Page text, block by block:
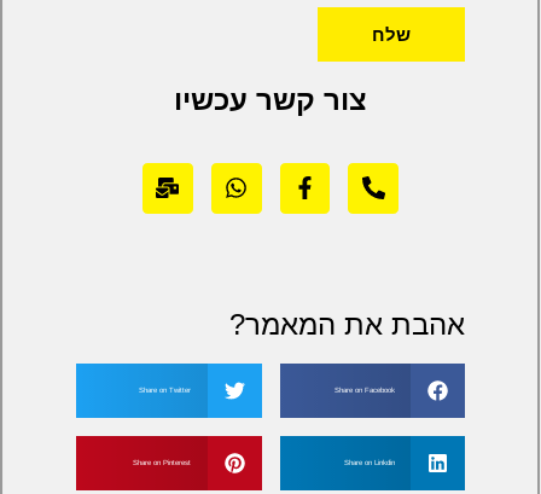
שלח
צור קשר עכשיו
אהבת את המאמר?
Share on Facebook
Share on Twitter
Share on Linkdin
Share on Pinterest